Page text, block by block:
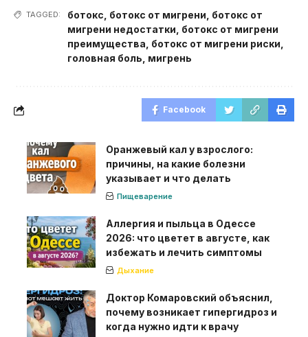
TAGGED: ботокс ботокс от мигрени ботокс от
мигрени недостатки ботокс от мигрени
преимущества ботокс от мигрени риски
головная боль мигрень
Facebook
Оранжевый кал у взрослого:
причины, на какие болезни
указывает и что делать
Пищеварение
Аллергия и пыльца в Одессе
2026: что цветет в августе, как
избежать и лечить симптомы
Дыхание
Доктор Комаровский объяснил,
почему возникает гипергидроз и
когда нужно идти к врачу